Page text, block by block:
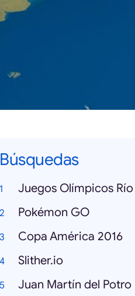
Búsquedas
Juegos Olímpicos Río
Pokémon GO
Copa América 2016
Slither.io
Juan Martín del Potro